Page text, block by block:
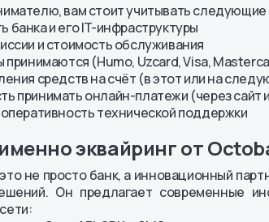
вам стоит учитывать следующие
банка и его IT-инфраструктуры
и стоимость обслуживания
принимаются (Humo, Uzcard, Visa,
средств на счёт (в этот или на
принимать онлайн-платежи (через сайт
оперативность технической поддержки
эквайринг от
не просто банк, а инновационный
Он предлагает современные